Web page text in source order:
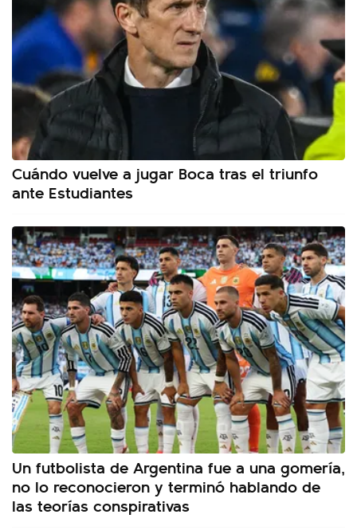
Cuándo vuelve a jugar Boca tras el triunfo
ante Estudiantes
Un futbolista de Argentina fue a una gomería,
no lo reconocieron y terminó hablando de
las teorías conspirativas